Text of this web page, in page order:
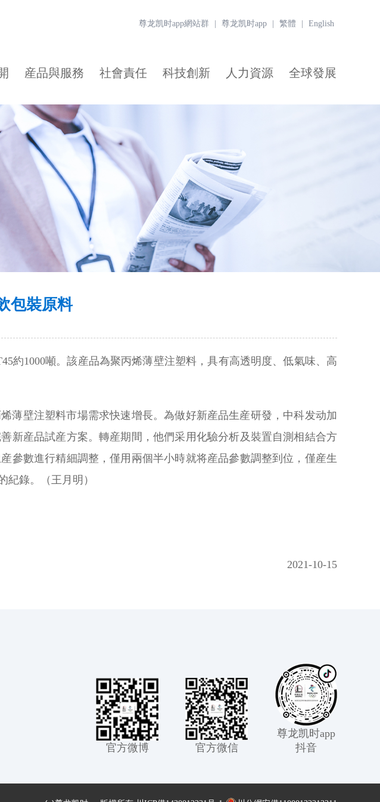
尊龙凯时app網站群 尊龙凯时app 繁體 English
産品與服務 社會責任 科技創新 人力資源 全球發展
包裝原料
約1000噸。該産品為聚丙烯薄壁注塑料，具有高透明度、低氣味、高
薄壁注塑料市場需求快速增長。為做好新産品生産研發，中科发动加
新産品試産方案。轉産期間，他們采用化驗分析及裝置自測相結合方
參數進行精細調整，僅用兩個半小時就将産品參數調整到位，僅産生
錄。（王月明）
2021-10-15
官方微博 官方微信
尊龙凯时app
抖音